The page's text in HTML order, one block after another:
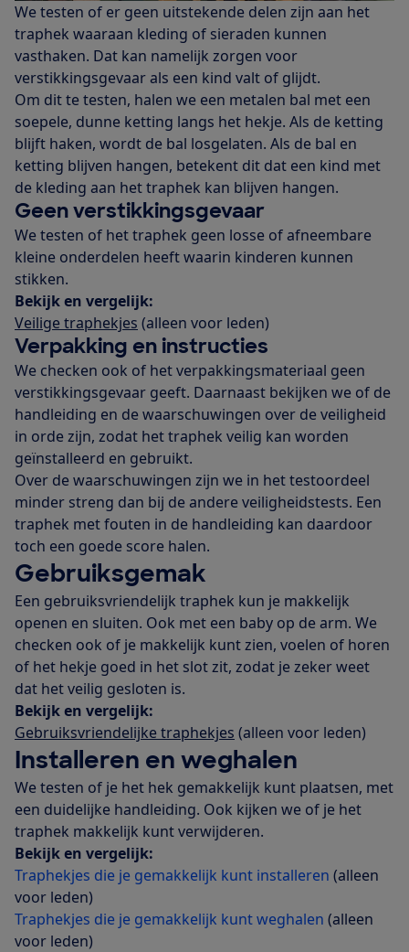
We testen of er geen uitstekende delen zijn aan het
traphek waaraan kleding of sieraden kunnen
vasthaken. Dat kan namelijk zorgen voor
verstikkingsgevaar als een kind valt of glijdt.
Om dit te testen, halen we een metalen bal met een
soepele, dunne ketting langs het hekje. Als de ketting
blijft haken, wordt de bal losgelaten. Als de bal en
ketting blijven hangen, betekent dit dat een kind met
de kleding aan het traphek kan blijven hangen.
Geen verstikkingsgevaar
We testen of het traphek geen losse of afneembare
kleine onderdelen heeft waarin kinderen kunnen
stikken.
Bekijk en vergelijk:
Veilige traphekjes (alleen voor leden)
Verpakking en instructies
We checken ook of het verpakkingsmateriaal geen
verstikkingsgevaar geeft. Daarnaast bekijken we of de
handleiding en de waarschuwingen over de veiligheid
in orde zijn, zodat het traphek veilig kan worden
geïnstalleerd en gebruikt.
Over de waarschuwingen zijn we in het testoordeel
minder streng dan bij de andere veiligheidstests. Een
traphek met fouten in de handleiding kan daardoor
toch een goede score halen.
Gebruiksgemak
Een gebruiksvriendelijk traphek kun je makkelijk
openen en sluiten. Ook met een baby op de arm. We
checken ook of je makkelijk kunt zien, voelen of horen
of het hekje goed in het slot zit, zodat je zeker weet
dat het veilig gesloten is.
Bekijk en vergelijk:
Gebruiksvriendelijke traphekjes (alleen voor leden)
Installeren en weghalen
We testen of je het hek gemakkelijk kunt plaatsen, met
een duidelijke handleiding. Ook kijken we of je het
traphek makkelijk kunt verwijderen.
Bekijk en vergelijk:
Traphekjes die je gemakkelijk kunt installeren (alleen
voor leden)
Traphekjes die je gemakkelijk kunt weghalen (alleen
voor leden)